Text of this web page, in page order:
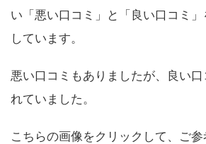
い「悪い口コミ」と「良い口コミ
しています。
悪い口コミもありましたが、良い
れていました。
こちらの画像をクリックして、ご